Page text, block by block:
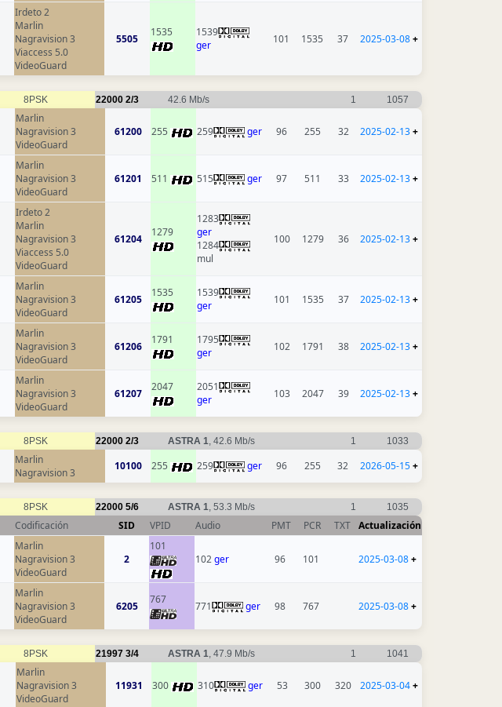
Irdeto 2
Marlin
Nagravision 3
Viaccess 5.0
VideoGuard
5505
1535
1539
ger
101 1535 37 2025-03-08+
8PSK 22000 2/3 42.6 Mb/s 1 1057
Marlin
Nagravision 3
VideoGuard
61200 255 259 ger 96 255 32 2025-02-13+
Marlin
Nagravision 3
VideoGuard
61201 511 515 ger 97 511 33 2025-02-13+
Irdeto 2
Marlin
Nagravision 3
Viaccess 5.0
VideoGuard
61204
1279
1283
ger
1284
mul
100 1279 36 2025-02-13+
Marlin
Nagravision 3
VideoGuard
61205
1535
1539
ger
101 1535 37 2025-02-13+
Marlin
Nagravision 3
VideoGuard
61206
1791
1795
ger
102 1791 38 2025-02-13+
Marlin
Nagravision 3
VideoGuard
61207
2047
2051
ger
103 2047 39 2025-02-13+
8PSK 22000 2/3 ASTRA 1, 42.6 Mb/s 1 1033
Marlin
Nagravision 3
10100 255 259 ger 96 255 32 2026-05-15+
8PSK 22000 5/6 ASTRA 1, 53.3 Mb/s 1 1035
Codificación SID VPID Audio PMT PCR TXT Actualización
Marlin
Nagravision 3
VideoGuard
2
101
102ger 96 101 2025-03-08+
Marlin
Nagravision 3
VideoGuard
6205
767
771 ger 98 767 2025-03-08+
8PSK 21997 3/4 ASTRA 1, 47.9 Mb/s 1 1041
Marlin
Nagravision 3
VideoGuard
11931 300 310 ger 53 300 320 2025-03-04+